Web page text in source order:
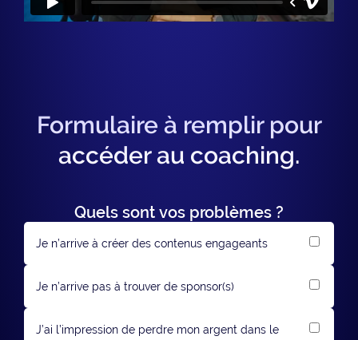
Formulaire à remplir pour
accéder au coaching.
Quels sont vos problèmes ?
Je n’arrive à créer des contenus engageants
Je n’arrive pas à trouver de sponsor(s)
J’ai l’impression de perdre mon argent dans le